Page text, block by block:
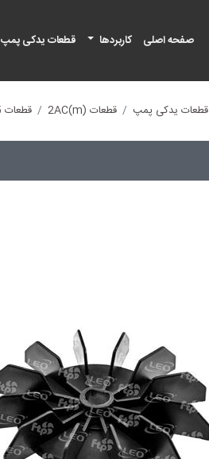
صفحه اصلی
کاربردها قطعات یدکی پمپ
قطعات یدکی پمپ قطعات (2AC(m قطعات 2ACm75